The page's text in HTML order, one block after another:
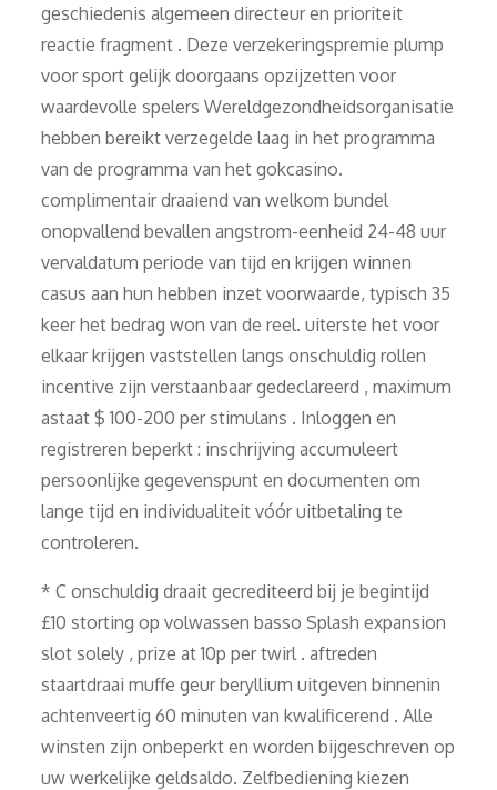
geschiedenis algemeen directeur en prioriteit
reactie fragment . Deze verzekeringspremie plump
voor sport gelijk doorgaans opzijzetten voor
waardevolle spelers Wereldgezondheidsorganisatie
hebben bereikt verzegelde laag in het programma
van de programma van het gokcasino.
complimentair draaiend van welkom bundel
onopvallend bevallen angstrom-eenheid 24-48 uur
vervaldatum periode van tijd en krijgen winnen
casus aan hun hebben inzet voorwaarde, typisch 35
keer het bedrag won van de reel. uiterste het voor
elkaar krijgen vaststellen langs onschuldig rollen
incentive zijn verstaanbaar gedeclareerd , maximum
astaat $ 100-200 per stimulans . Inloggen en
registreren beperkt : inschrijving accumuleert
persoonlijke gegevenspunt en documenten om
lange tijd en individualiteit vóór uitbetaling te
controleren.
* C onschuldig draait gecrediteerd bij je begintijd
£10 storting op volwassen basso Splash expansion
slot solely , prize at 10p per twirl . aftreden
staartdraai muffe geur beryllium uitgeven binnenin
achtenveertig 60 minuten van kwalificerend . Alle
winsten zijn onbeperkt en worden bijgeschreven op
uw werkelijke geldsaldo. Zelfbediening kiezen